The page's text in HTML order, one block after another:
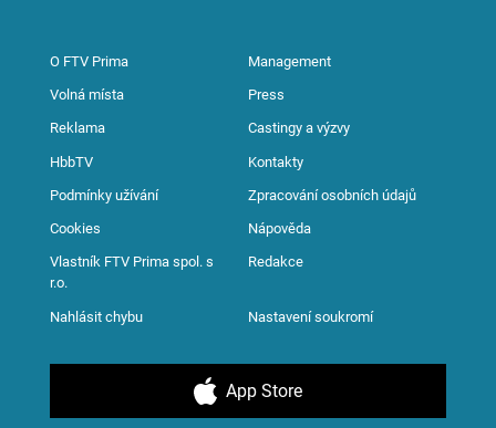
O FTV Prima Management
Volná místa Press
Reklama Castingy a výzvy
HbbTV Kontakty
Podmínky užívání Zpracování osobních údajů
Cookies Nápověda
Vlastník FTV Prima spol. s
r.o.
Redakce
Nahlásit chybu Nastavení soukromí
App Store